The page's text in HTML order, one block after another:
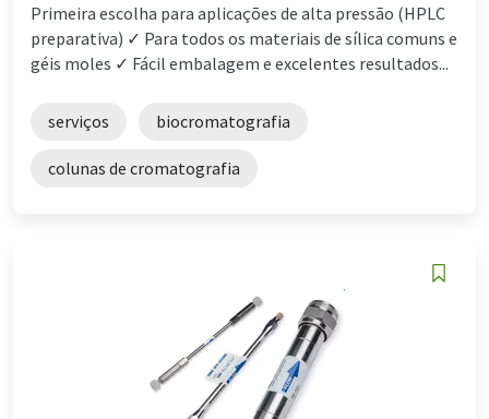
Primeira escolha para aplicações de alta pressão (HPLC
preparativa) ✓ Para todos os materiais de sílica comuns e
géis moles ✓ Fácil embalagem e excelentes resultados...
serviços biocromatografia
colunas de cromatografia